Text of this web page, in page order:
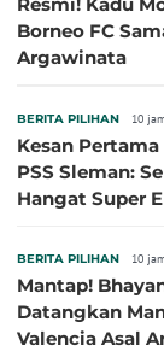
Borneo FC
Argawinata
BERITA PILIHAN 10
Kesan
PSS Sleman:
Hangat Super
BERITA PILIHAN 10
Mantap!
Datangkan
Valencia Asal